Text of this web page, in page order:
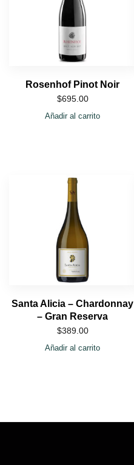
Rosenhof Pinot Noir
$695.00
Añadir al carrito
Santa Alicia – Chardonnay
– Gran Reserva
$389.00
Añadir al carrito